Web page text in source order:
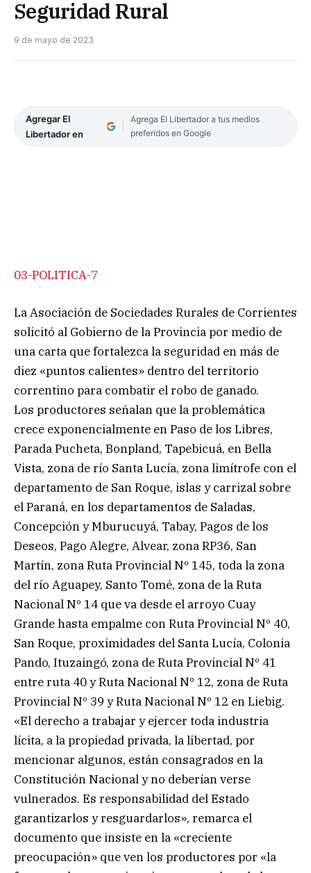
Seguridad Rural
9 de mayo de 2023
Agregar El
Libertador en
Agrega El Libertador a tus medios
preferidos en Google
03-POLITICA-7
La Asociación de Sociedades Rurales de Corrientes
solicitó al Gobierno de la Provincia por medio de
una carta que fortalezca la seguridad en más de
diez «puntos calientes» dentro del territorio
correntino para combatir el robo de ganado.
Los productores señalan que la problemática
crece exponencialmente en Paso de los Libres,
Parada Pucheta, Bonpland, Tapebicuá, en Bella
Vista, zona de río Santa Lucía, zona limítrofe con el
departamento de San Roque, islas y carrizal sobre
el Paraná, en los departamentos de Saladas,
Concepción y Mburucuyá, Tabay, Pagos de los
Deseos, Pago Alegre, Alvear, zona RP36, San
Martín, zona Ruta Provincial Nº 145, toda la zona
del río Aguapey, Santo Tomé, zona de la Ruta
Nacional Nº 14 que va desde el arroyo Cuay
Grande hasta empalme con Ruta Provincial Nº 40,
San Roque, proximidades del Santa Lucía, Colonia
Pando, Ituzaingó, zona de Ruta Provincial Nº 41
entre ruta 40 y Ruta Nacional Nº 12, zona de Ruta
Provincial Nº 39 y Ruta Nacional Nº 12 en Liebig.
«El derecho a trabajar y ejercer toda industria
lícita, a la propiedad privada, la libertad, por
mencionar algunos, están consagrados en la
Constitución Nacional y no deberían verse
vulnerados. Es responsabilidad del Estado
garantizarlos y resguardarlos», remarca el
documento que insiste en la «creciente
preocupación» que ven los productores por «la